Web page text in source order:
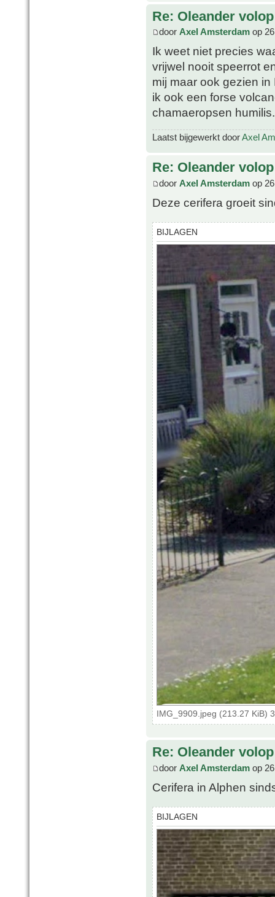
Re: Oleander
door Axel Amsterdam op
Ik weet niet precies
vrijwel nooit speerrot
mij maar ook gezien
ik ook een forse
chamaeropsen humilis.
Laatst bijgewerkt doorAxel
Re: Oleander
door Axel Amsterdam op
Deze cerifera groeit
BIJLAGEN
IMG_9909.jpeg (213.27 KiB)
Re: Oleander
door Axel Amsterdam op
Cerifera in Alphen
BIJLAGEN